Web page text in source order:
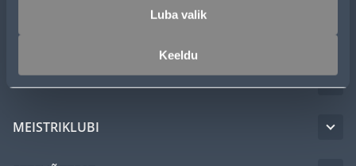
Luba valik
Keeldu
KLIENDITEENINDUS
TEENUSED
MEISTRIKLUBI